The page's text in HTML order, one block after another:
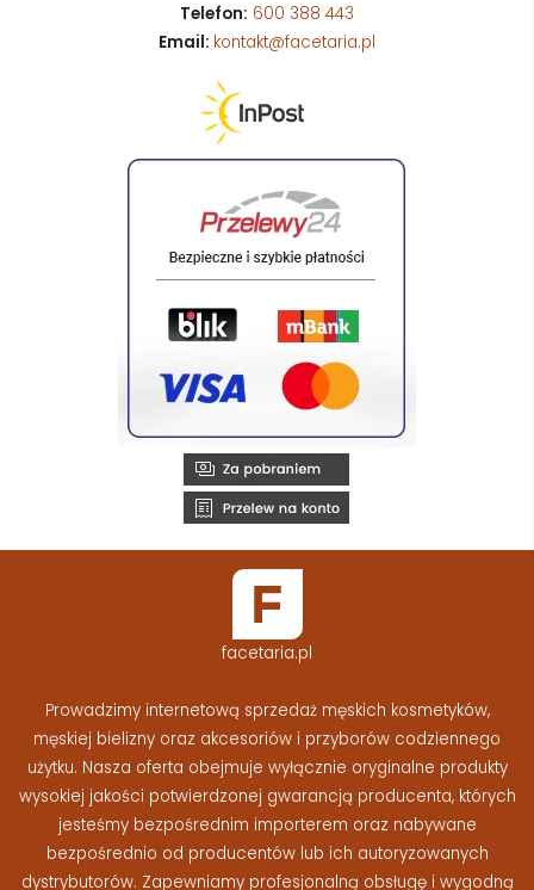
Telefon: 600 388 443
Email: kontakt@facetaria.pl
facetaria.pl
Prowadzimy internetową sprzedaż męskich kosmetyków,
męskiej bielizny oraz akcesoriów i przyborów codziennego
użytku. Nasza oferta obejmuje wyłącznie oryginalne produkty
wysokiej jakości potwierdzonej gwarancją producenta, których
jesteśmy bezpośrednim importerem oraz nabywane
bezpośrednio od producentów lub ich autoryzowanych
dystrybutorów. Zapewniamy profesjonalną obsługę i wygodną